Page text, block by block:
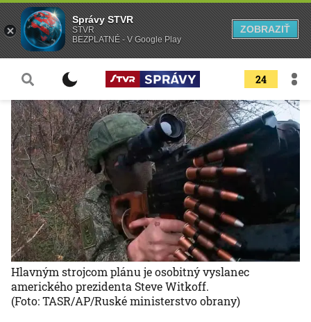
24
Hlavným strojcom plánu je osobitný vyslanec
amerického prezidenta Steve Witkoff.
(Foto: TASR/AP/Ruské ministerstvo obrany)
Správy STVR
STVR
BEZPLATNÉ - V Google Play
ZOBRAZIŤ